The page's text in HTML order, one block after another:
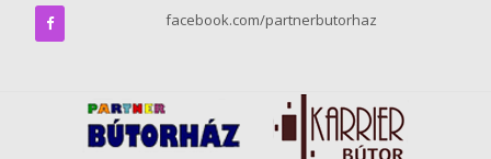
facebook.com/partnerbutorhaz